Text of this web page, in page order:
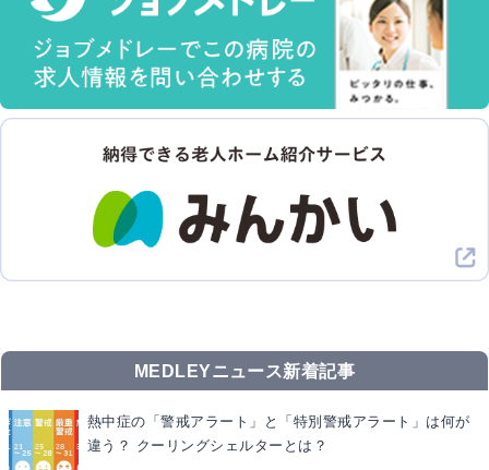
MEDLEYニュース新着記事
熱中症の「警戒アラート」と「特別警戒アラート」は何が
違う？ クーリングシェルターとは？